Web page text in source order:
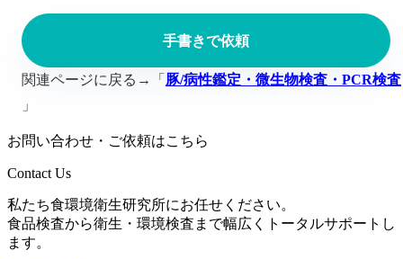
手書きで依頼
関連ページに戻る→「 豚/病性鑑定・微生物検査・PCR検査
」
お問い合わせ・ご依頼はこちら
Contact Us
私たち食環境衛生研究所にお任せください。
食品検査から衛生・環境検査まで幅広くトータルサポートし
ます。